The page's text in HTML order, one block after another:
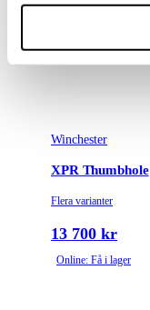
Winchester
XPR Thumbhole
Flera varianter
13 700 kr
Online: Få i lager